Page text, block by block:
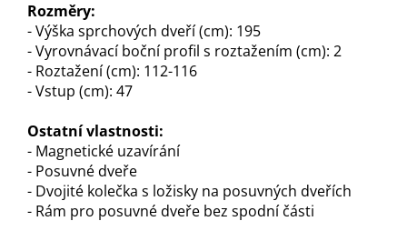
Rozměry:
- Výška sprchových dveří (cm): 195
- Vyrovnávací boční profil s roztažením (cm): 2
- Roztažení (cm): 112-116
- Vstup (cm): 47
Ostatní vlastnosti:
- Magnetické uzavírání
- Posuvné dveře
- Dvojité kolečka s ložisky na posuvných dveřích
- Rám pro posuvné dveře bez spodní části